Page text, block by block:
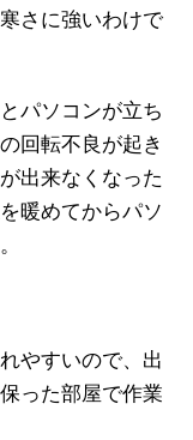
さに強いわけで
パソコンが立ち
回転不良が起き
出来なくなった
暖めてからパソ
やすいので、出
った部屋で作業